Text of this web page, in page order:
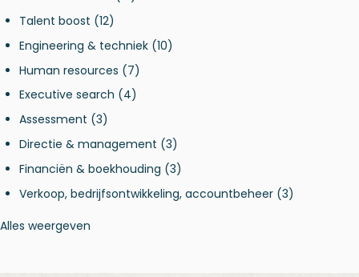
Talent boost (12)
Engineering & techniek (10)
Human resources (7)
Executive search (4)
Assessment (3)
Directie & management (3)
Financiën & boekhouding (3)
Verkoop, bedrijfsontwikkeling, accountbeheer (3)
Alles weergeven